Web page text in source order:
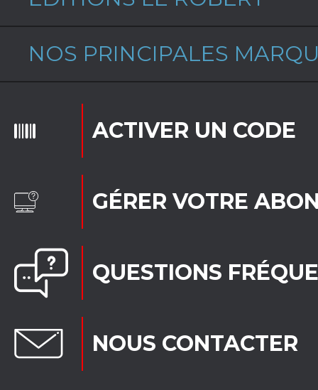
NOS PRINCIPALES
ACTIVER UN CODE
GÉRER VOTRE
QUESTIONS
NOUS CONTACTER